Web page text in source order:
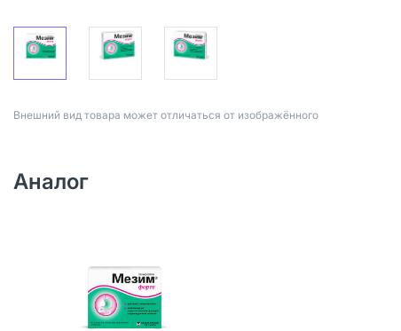
Bнешний вид товара может отличаться от изображённого
Аналог